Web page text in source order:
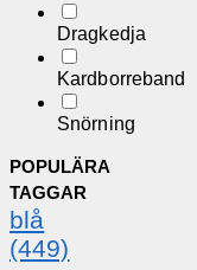
Dragkedja
Kardborreband
Snörning
POPULÄRA
TAGGAR
blå
(449)